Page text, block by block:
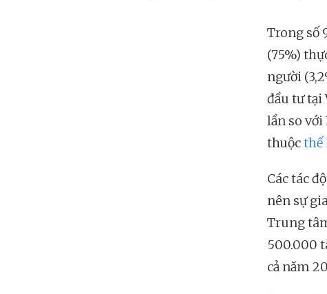
Trong số
(75%)
người
đầu tư tại
lần so với
thuộcthế
Các tác
nên sự
Trung
500.000
cả năm